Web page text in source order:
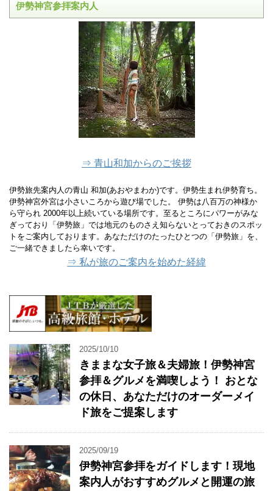
伊勢神宮参拝案内人
⇒ 青山和加からのご挨拶
伊勢旅先案内人の青山 和加(あおやまわか)です。伊勢生まれ伊勢育ち。
伊勢神宮外宮は小さいころから遊び場でした。 伊勢は八百万の神様か
ら守られ 2000年以上続いている場所です。至るところにパワーがみな
ぎっており「伊勢旅」では地元のものさえ知らないとっておきのスポッ
トをご案内しております。あなただけのたったひとつの「伊勢旅」を、
ご一緒できましたら幸いです。
⇒ 私が旅のご案内を始めた経緯
2025/10/10
きままな女子旅＆夫婦旅！伊勢神宮
参拝＆グルメを満喫しよう！ おとな
の休日、あなただけのオーダーメイ
ド旅をご提案します
2025/09/19
伊勢神宮参拝をガイドします！現地
案内人がおすすめグルメと開運の旅